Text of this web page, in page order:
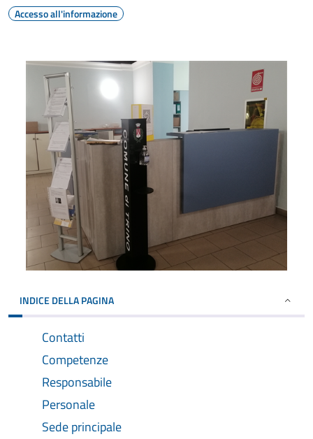
Accesso all'informazione
INDICE DELLA PAGINA
Contatti
Competenze
Responsabile
Personale
Sede principale